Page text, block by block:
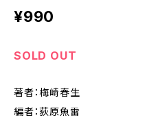
¥990
SOLD OUT
著者：梅崎春生
編者：荻原魚雷